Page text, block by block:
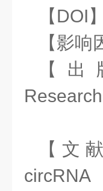
【DOI
【影
【出
Research
【文